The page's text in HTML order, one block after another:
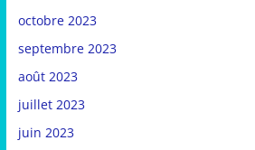
octobre 2023
septembre 2023
août 2023
juillet 2023
juin 2023